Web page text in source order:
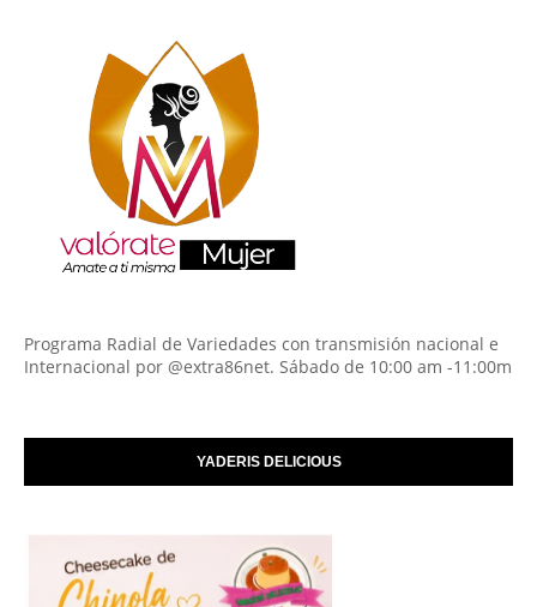
Programa Radial de Variedades con transmisión nacional e
Internacional por @extra86net. Sábado de 10:00 am -11:00m
YADERIS DELICIOUS